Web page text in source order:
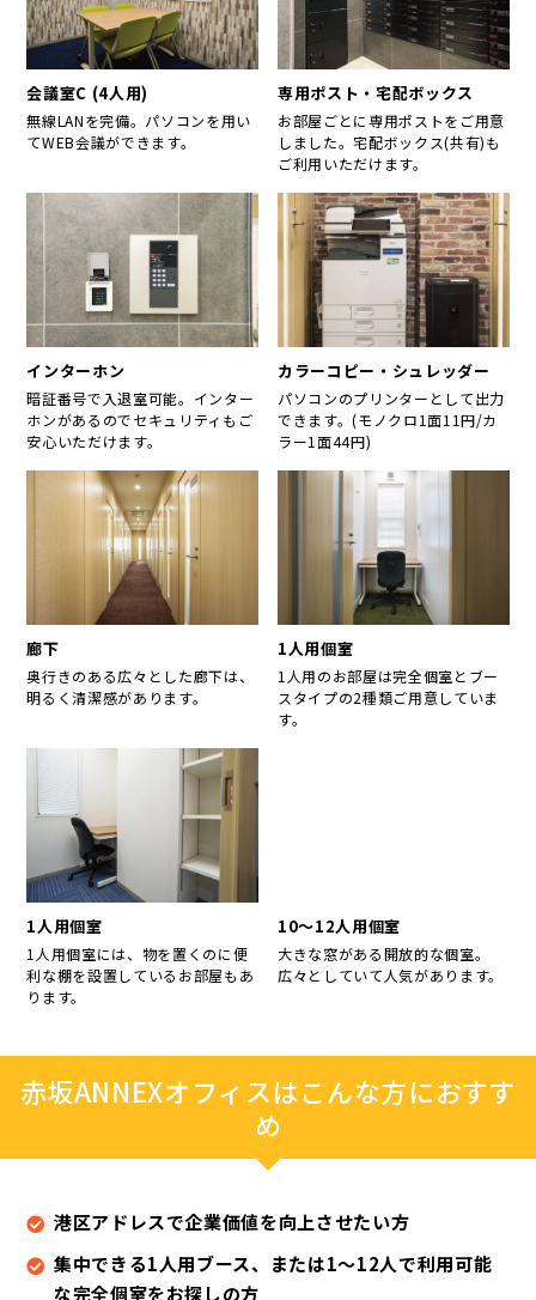
会議室C (4人用)
無線LANを完備。パソコンを用い
てWEB会議ができます。
専用ポスト・宅配ボックス
お部屋ごとに専用ポストをご用意
しました。宅配ボックス(共有)も
ご利用いただけます。
インターホン
暗証番号で入退室可能。インター
ホンがあるのでセキュリティもご
安心いただけます。
カラーコピー・シュレッダー
パソコンのプリンターとして出力
できます。(モノクロ1面11円/カ
ラー1面44円)
廊下
奥行きのある広々とした廊下は、
明るく清潔感があります。
1人用個室
1人用のお部屋は完全個室とブー
スタイプの2種類ご用意していま
す。
1人用個室
1人用個室には、物を置くのに便
利な棚を設置しているお部屋もあ
ります。
10～12人用個室
大きな窓がある開放的な個室。
広々としていて人気があります。
赤坂ANNEXオフィスはこんな方におすす
め
港区アドレスで企業価値を向上させたい方
集中できる1人用ブース、または1～12人で利用可能
な完全個室をお探しの方